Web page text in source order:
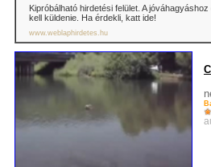
Kipróbálható hirdetési felület. A
kell küldenie. Ha érdekli, katt ide!
www.weblaphirdetes.hu